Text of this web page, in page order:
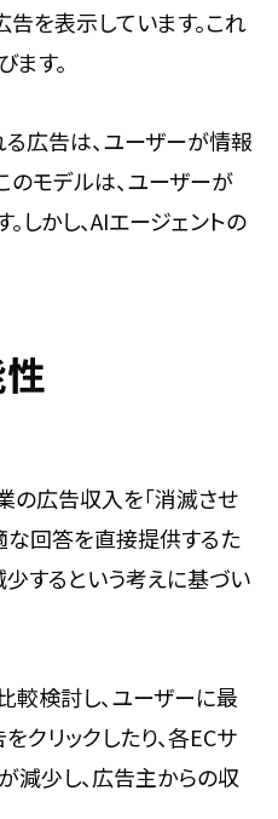
を表示しています。これ
す。
る広告は、ユーザーが情報
のモデルは、ユーザーが
かし、AIエージェントの
の広告収入を「消滅させ
な回答を直接提供するた
するという考えに基づい
較検討し、ユーザーに最
リックしたり、各ECサ
減少し、広告主からの収